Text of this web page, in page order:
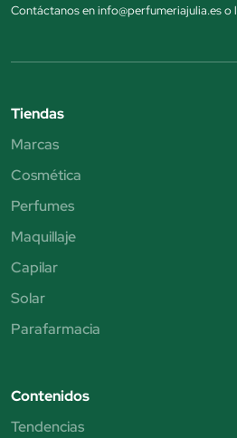
Contáctanos en info@perfumeriajulia.es
Tiendas
Marcas
Cosmética
Perfumes
Maquillaje
Capilar
Solar
Parafarmacia
Contenidos
Tendencias